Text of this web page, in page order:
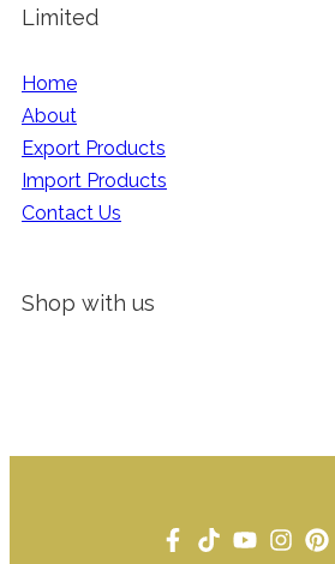
Limited
Home
About
Export Products
Import Products
Contact Us
Shop with us